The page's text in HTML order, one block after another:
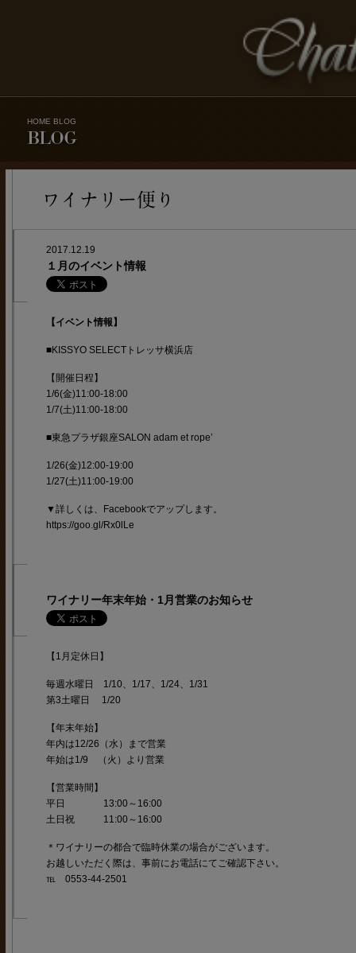
HOME BLOG
2017.12.19
１月のイベント情報
【イベント情報】
■KISSYO SELECTトレッサ横浜店
【開催日程】
1/6(金)11:00-18:00
1/7(土)11:00-18:00
■東急プラザ銀座SALON adam et rope’
1/26(金)12:00-19:00
1/27(土)11:00-19:00
▼詳しくは、Facebookでアップします。
https://goo.gl/Rx0lLe
ワイナリー年末年始・1月営業のお知らせ
【1月定休日】
毎週水曜日 1/10、1/17、1/24、1/31
第3土曜日 1/20
【年末年始】
年内は12/26（水）まで営業
年始は1/9 （火）より営業
【営業時間】
平日 13:00～16:00
土日祝 11:00～16:00
＊ワイナリーの都合で臨時休業の場合がございます。
お越しいただく際は、事前にお電話にてご確認下さい。
℡ 0553-44-2501